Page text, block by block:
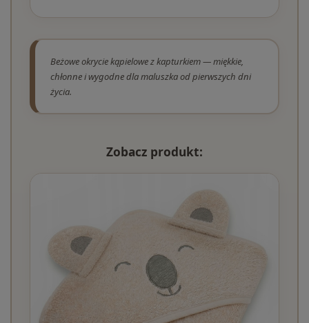
Beżowe okrycie kąpielowe z kapturkiem — miękkie,
chłonne i wygodne dla maluszka od pierwszych dni
życia.
Zobacz produkt: